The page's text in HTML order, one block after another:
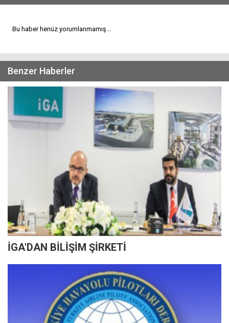
Bu haber henüz yorumlanmamış...
Benzer Haberler
İGA'DAN BİLİŞİM ŞİRKETİ